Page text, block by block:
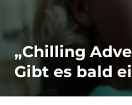
„Chilling
Gibt es bald